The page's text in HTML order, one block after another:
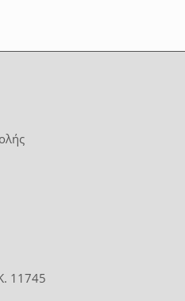
11745